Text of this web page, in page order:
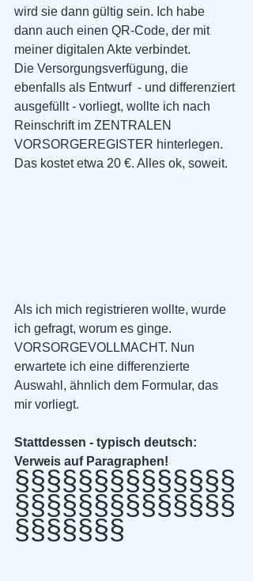
wird sie dann gültig sein. Ich habe
dann auch einen QR-Code, der mit
meiner digitalen Akte verbindet.
Die Versorgungsverfügung, die
ebenfalls als Entwurf  - und differenziert
ausgefüllt - vorliegt, wollte ich nach
Reinschrift im ZENTRALEN
VORSORGEREGISTER hinterlegen.
Das kostet etwa 20 €. Alles ok, soweit.
Als ich mich registrieren wollte, wurde
ich gefragt, worum es ginge.
VORSORGEVOLLMACHT. Nun
erwartete ich eine differenzierte
Auswahl, ähnlich dem Formular, das
mir vorliegt.
Stattdessen - typisch deutsch:
Verweis auf Paragraphen!
§§§§§§§§§§§§§§
§§§§§§§§§§§§§§
§§§§§§§